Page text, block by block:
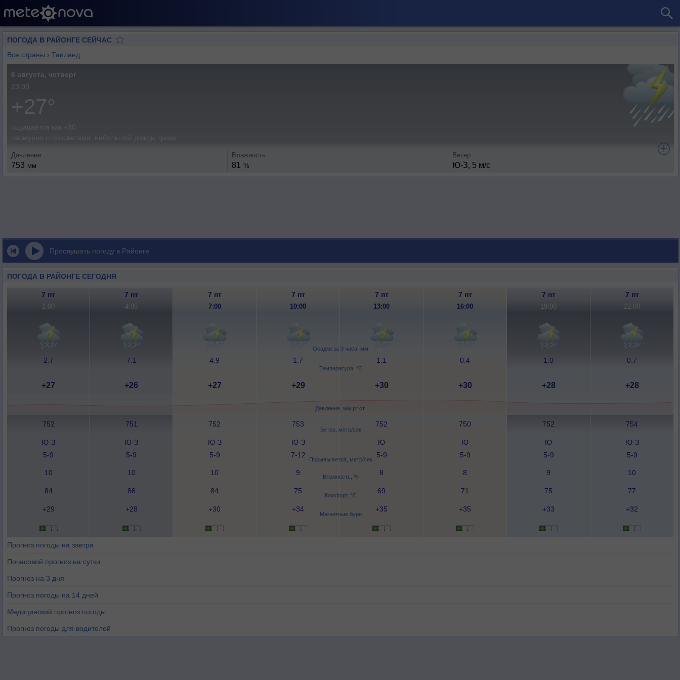
ПОГОДА В РАЙОНГЕ СЕЙЧАС
Все страны › Таиланд
6 августа, четверг
23:00
+27°
ощущается как +30
Давление
753 мм
Влажность
81 %
Ветер
Ю-З, 5 м/с
Прослушать погоду в Районге
ПОГОДА В РАЙОНГЕ СЕГОДНЯ
Осадки за 3 часа, мм
Температура, °C
Давление, мм рт.ст.
Ветер, метр/сек
Порывы ветра, метр/сек
Влажность, %
Комфорт, °C
Магнитные бури
7 пт 7 пт 7 пт 7 пт 7 пт 7 пт 7 пт 7 пт
1:00 4:00 7:00 10:00 13:00 16:00 19:00 22:00
2.7 7.1 4.9 1.7 1.1 0.4 1.0 0.7
+27 +26 +27 +29 +30 +30 +28 +28
752 751 752 753 752 750 752 754
Ю-З
5-9
Ю-З
5-9
Ю-З
5-9
Ю-З
7-12
Ю
5-9
Ю
5-9
Ю
5-9
Ю-З
5-9
10 10 10 9 8 8 9 10
84 86 84 75 69 71 75 77
+29 +28 +30 +34 +35 +35 +33 +32
Прогноз погоды на завтра
Почасовой прогноз на сутки
Прогноз на 3 дня
Прогноз погоды на 14 дней
Медицинский прогноз погоды
Прогноз погоды для водителей